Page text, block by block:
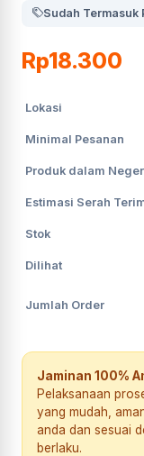
Sudah Termasuk
Rp18.300
Lokasi
Minimal Pesanan
Produk dalam
Estimasi Serah
Stok
Dilihat
Jumlah Order
Jaminan 100%
Pelaksanaan
yang mudah,
anda dan sesuai
berlaku.